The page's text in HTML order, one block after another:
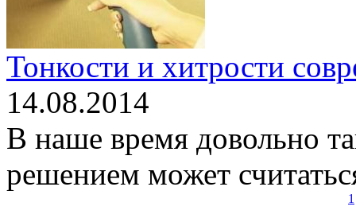
Тонкости и хитрости
14.08.2014
В наше время довольно
решением может
1